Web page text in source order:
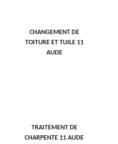
CHANGEMENT DE
TOITURE ET TUILE 11
AUDE
TRAITEMENT DE
CHARPENTE 11 AUDE